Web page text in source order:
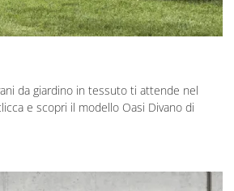
da giardino in tessuto ti attende nel
e scopri il modello Oasi Divano di